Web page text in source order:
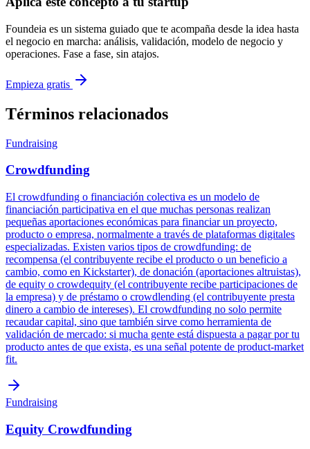
Foundeia es un sistema guiado que te acompaña desde la idea hasta
el negocio en marcha: análisis, validación, modelo de negocio y
operaciones. Fase a fase, sin atajos.
Empieza gratis
Términos relacionados
Fundraising
Crowdfunding
El crowdfunding o financiación colectiva es un modelo de
financiación participativa en el que muchas personas realizan
pequeñas aportaciones económicas para financiar un proyecto,
producto o empresa, normalmente a través de plataformas digitales
especializadas. Existen varios tipos de crowdfunding: de
recompensa (el contribuyente recibe el producto o un beneficio a
cambio, como en Kickstarter), de donación (aportaciones altruistas),
de equity o crowdequity (el contribuyente recibe participaciones de
la empresa) y de préstamo o crowdlending (el contribuyente presta
dinero a cambio de intereses). El crowdfunding no solo permite
recaudar capital, sino que también sirve como herramienta de
validación de mercado: si mucha gente está dispuesta a pagar por tu
producto antes de que exista, es una señal potente de product-market
fit.
Fundraising
Equity Crowdfunding